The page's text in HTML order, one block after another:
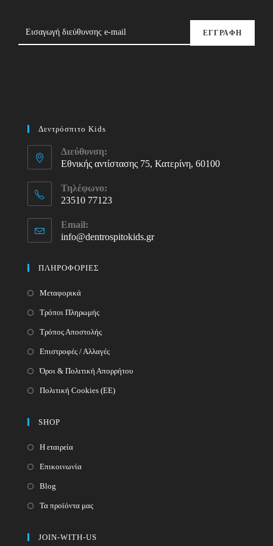
ΕΓΓΡΑΦΗ
Δεντρόσπιτο Kids
Διεύθυνση:
Εθνικής αντίστασης 75, Κατερίνη, 60100
Τηλέφωνο:
23510 77123
in
your
Email:
info@dentrospitokids.grOpens
ΠΛΗΡΟΦΟΡΙΕΣ
Μεταφορικά
Τρόποι Πληρωμής
Τρόπος Αποστολής
Επιστροφές / Αλλαγές
Όροι & Πολιτική Απορρήτου
Πολιτική Cookies (ΕΕ)
SHOP
Η εταιρεία
Επικοινωνία
Blog
Τα προϊόντα μας
JOIN-WITH-US